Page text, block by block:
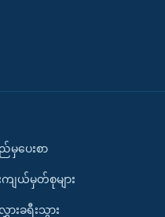
ည်မှပေးစာ
ကျယ်မှတ်စုများ
ားခရီးသွား